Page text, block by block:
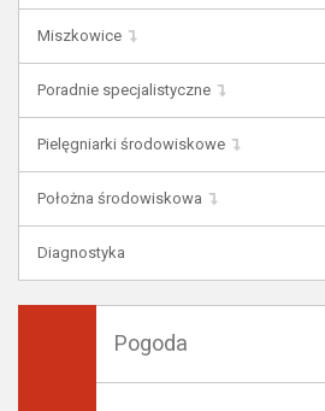
Miszkowice
Poradnie specjalistyczne
Pielęgniarki środowiskowe
Położna środowiskowa
Diagnostyka
Pogoda